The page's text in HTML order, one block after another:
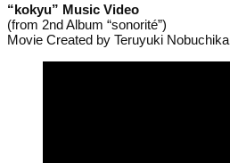
“kokyu” Music Video
(from 2nd Album “sonorité”)
Movie Created by Teruyuki Nobuchika